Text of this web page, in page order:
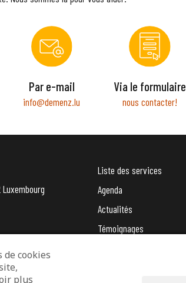
Par e-mail
info@demenz.lu
Via le formulaire
nous contacter!
Luxembourg
Liste des services
Agenda
Actualités
Témoignages
des données
cookies
plus